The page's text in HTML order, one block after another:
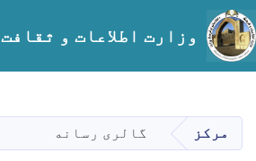
content
وزارت اطلاعات و ثقافت
مرکز گالری رسانه